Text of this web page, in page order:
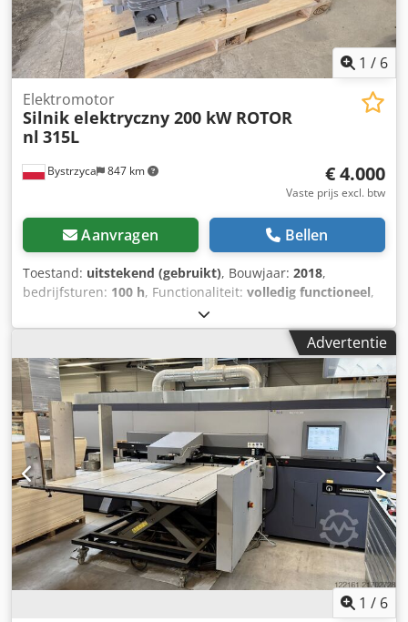
1 / 6
Bystrzyca 847 km
Elektromotor
Silnik elektryczny 200 kW ROTOR
nl 315L
€ 4.000
Vaste prijs excl. btw
Aanvragen Bellen
Toestand: uitstekend (gebruikt), Bouwjaar: 2018,
bedrijfsturen: 100 h, Functionaliteit: volledig functioneel,
, ingangsspanning:
ingangsfrequentie:50 Hz, Elektrische motor 200 kW Csdpfx
Aen Tntqjgvorf IE4 Bouwjaar: 2024 Garantie: 6 maanden
400 V 1490 tpm 315 l
Advertentie
1 / 6